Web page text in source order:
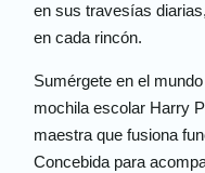
en sus travesías
en cada rincón.
Sumérgete en el
mochila escolar Harry
maestra que fusiona
Concebida para